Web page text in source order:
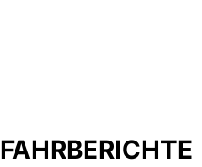
FAHRBERICHTE